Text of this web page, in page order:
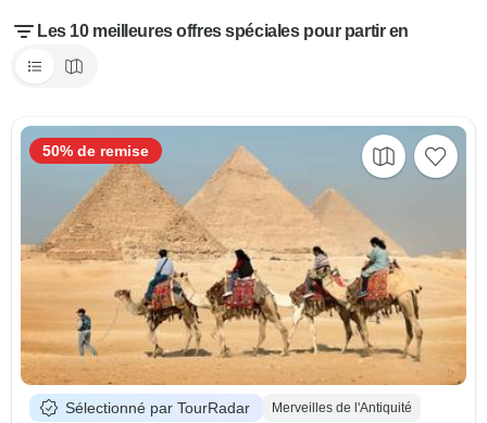
Les 10 meilleures offres spéciales pour partir en
Sélectionné par TourRadar Merveilles de l'Antiquité
50% de remise